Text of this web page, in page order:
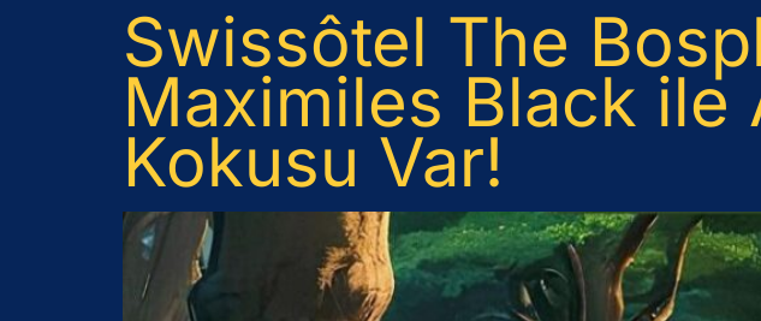
Swissôtel The
Maximiles Black ile
Kokusu Var!